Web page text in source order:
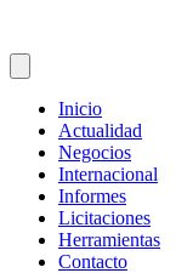
Inicio
Actualidad
Negocios
Internacional
Informes
Licitaciones
Herramientas
Contacto